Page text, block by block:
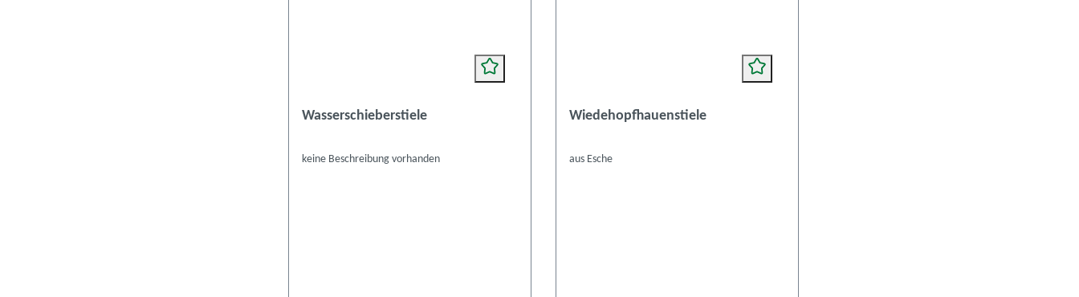
Wasserschieberstiele
keine Beschreibung vorhanden
Wiedehopfhauenstiele
aus Esche